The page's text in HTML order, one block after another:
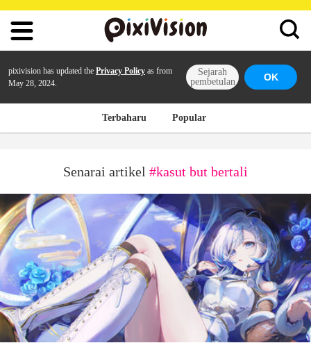
pixivision has updated the Privacy Policy as from
May 28, 2024.
Sejarah
pembetulan
OK
Terbaharu Popular
Senarai artikel #kasut but bertali